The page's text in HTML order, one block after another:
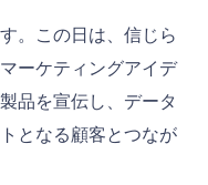
る
輝く」
。この日は、信じら
ーケティングアイデ
品を宣伝し、データ
となる顧客とつなが